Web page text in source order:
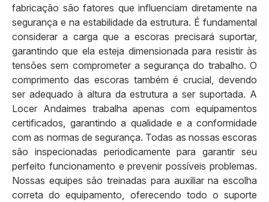
fabricação são fatores que influenciam diretamente na
segurança e na estabilidade da estrutura. É fundamental
considerar a carga que a escoras precisará suportar,
garantindo que ela esteja dimensionada para resistir às
tensões sem comprometer a segurança do trabalho. O
comprimento das escoras também é crucial, devendo
ser adequado à altura da estrutura a ser suportada. A
Locer Andaimes trabalha apenas com equipamentos
certificados, garantindo a qualidade e a conformidade
com as normas de segurança. Todas as nossas escoras
são inspecionadas periodicamente para garantir seu
perfeito funcionamento e prevenir possíveis problemas.
Nossas equipes são treinadas para auxiliar na escolha
correta do equipamento, oferecendo todo o suporte